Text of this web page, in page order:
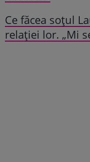
Ce făcea soțul
relației lor. „Mi